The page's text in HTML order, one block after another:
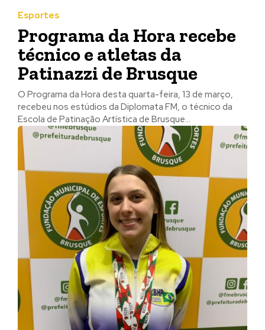
Esportes
Programa da Hora recebe
técnico e atletas da
Patinazzi de Brusque
O Programa da Hora desta quarta-feira, 13 de março,
recebeu nos estúdios da Diplomata FM, o técnico da
Escola de Patinação Artística de Brusque...